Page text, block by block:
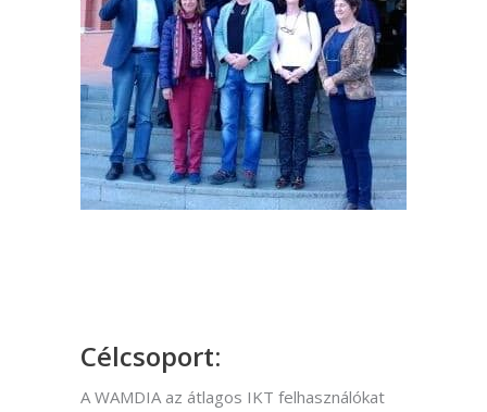
Célcsoport:
A WAMDIA az átlagos IKT felhasználókat